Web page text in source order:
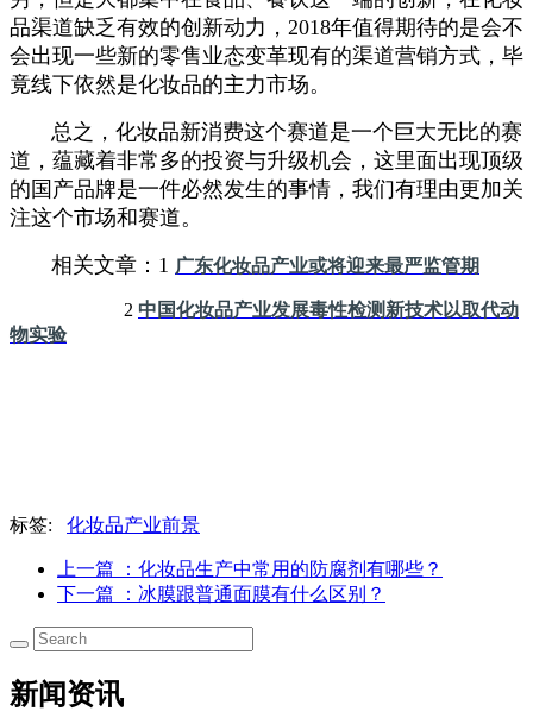
品渠道缺乏有效的创新动力，2018年值得期待的是会不
会出现一些新的零售业态变革现有的渠道营销方式，毕
竟线下依然是化妆品的主力市场。
总之，化妆品新消费这个赛道是一个巨大无比的赛
道，蕴藏着非常多的投资与升级机会，这里面出现顶级
的国产品牌是一件必然发生的事情，我们有理由更加关
注这个市场和赛道。
相关文章：1 广东化妆品产业或将迎来最严监管期
2 中国化妆品产业发展毒性检测新技术以取代动
物实验
标签: 化妆品产业前景
上一篇
：化妆品生产中常用的防腐剂有哪些？
下一篇
：冰膜跟普通面膜有什么区别？
新闻资讯